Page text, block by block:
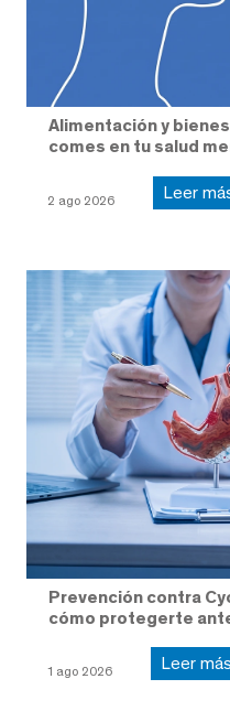
Alimentación y
comes en tu salud
2 ago 2026 Leer
Prevención contra
cómo protegerte
1 ago 2026 Leer más